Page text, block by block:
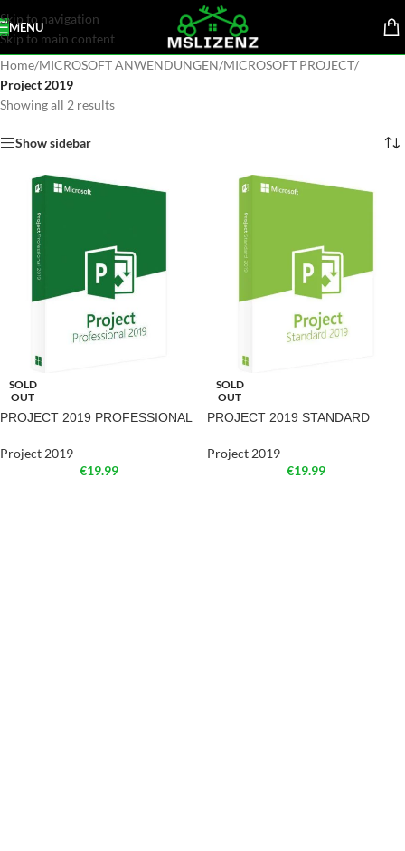
Skip to navigation
Skip to main content
MENU
Home/MICROSOFT ANWENDUNGEN/MICROSOFT PROJECT/
Project 2019
Showing all 2 results
Show sidebar
SOLD
OUT
PROJECT 2019 PROFESSIONAL
Project 2019
€19.99
SOLD
OUT
PROJECT 2019 STANDARD
Project 2019
€19.99